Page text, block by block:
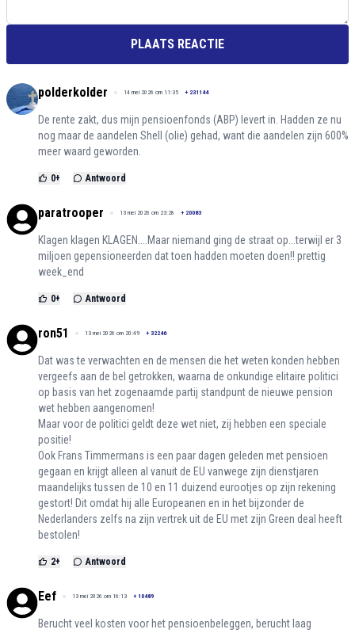
PLAATS REACTIE
polderkolder 14 mei 2026 om 11:35 + 231144
De rente zakt, dus mijn pensioenfonds (ABP) levert in. Hadden ze nu
nog maar de aandelen Shell (olie) gehad, want die aandelen zijn 600%
meer waard geworden.
0+ Antwoord
paratrooper 13 mei 2026 om 23:28 + 20083
Klagen klagen KLAGEN....Maar niemand ging de straat op...terwijl er 3
miljoen gepensioneerden dat toen hadden moeten doen!! prettig
week_end
0+ Antwoord
ron51 13 mei 2026 om 20:49 + 32246
Dat was te verwachten en de mensen die het weten konden hebben
vergeefs aan de bel getrokken, waarna de onkundige elitaire politici
op basis van het zogenaamde partij standpunt de nieuwe pension
wet hebben aangenomen!
Maar voor de politici geldt deze wet niet, zij hebben een speciale
positie!
Ook Frans Timmermans is een paar dagen geleden met pensioen
gegaan en krijgt alleen al vanuit de EU vanwege zijn dienstjaren
maandelijks tussen de 10 en 11 duizend eurootjes op zijn rekening
gestort! Dit omdat hij alle Europeanen en in het bijzonder de
Nederlanders zelfs na zijn vertrek uit de EU met zijn Green deal heeft
bestolen!
2+ Antwoord
Eef 13 mei 2026 om 16:13 + 10489
Berucht veel kosten voor het pensioenbeleggen, berucht laag